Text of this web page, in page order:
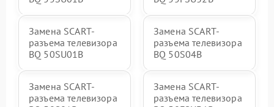
Замена SCART-
разъема телевизора
BQ 50SU01B
Замена SCART-
разъема телевизора
BQ 50S04B
Замена SCART-
разъема телевизора
Замена SCART-
разъема телевизора